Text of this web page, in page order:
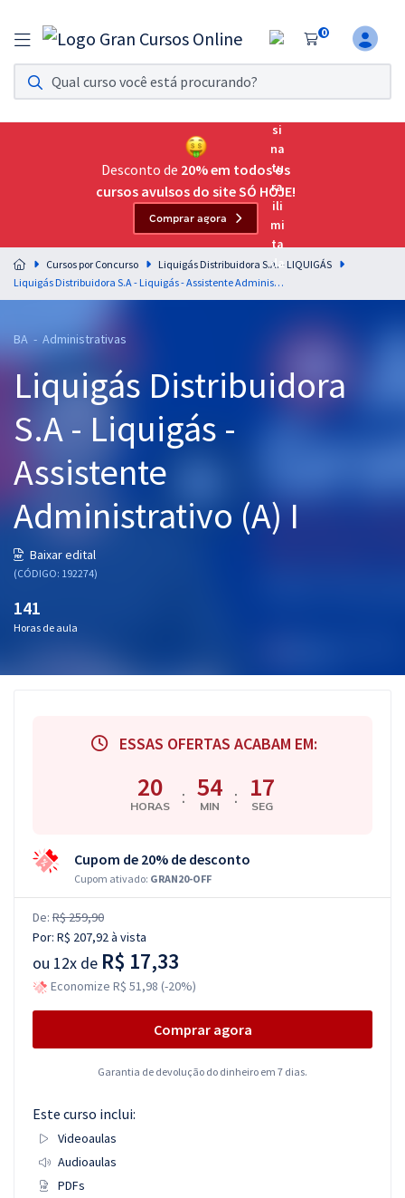
0
Assinatura Ilimitada 11
Acesso a todos os cursos. Teste grátis por 7 dias!
Assinatura OAB Até Passar
Acesso ilimitado a toda preparação para o Exame da
Residências Multiprofissionais
Preparação completa e intensiva para as principais
residências em saúde do Brasil
Cursos 20% OFF
Pós
Graduação
OAB
Conteúdo gratuito
Atendimento
Desconto de 20% em todos os
cursos avulsos do site SÓ HOJE!
Comprar agora
Cursos por Concurso
Liquigás Distribuidora S.A. - LIQUIGÁS
Liquigás Distribuidora S.A - Liquigás - Assistente Administrativo (A) I
BA - Administrativas
Liquigás Distribuidora
S.A - Liquigás -
Assistente
Administrativo (A) I
Baixar edital
(CÓDIGO: 192274)
141
Horas de aula
ESSAS OFERTAS ACABAM EM:
20
HORAS : 54
MIN : 16
SEG
Cupom de 20% de desconto
Cupom ativado: GRAN20-OFF
De: R$ 259,90
Por: R$ 207,92à vista
ou 12x de R$ 17,33
Economize R$ 51,98 (-20%)
Comprar agora
Garantia de devolução do dinheiro em 7 dias.
Este curso inclui:
Videoaulas
Audioaulas
PDFs